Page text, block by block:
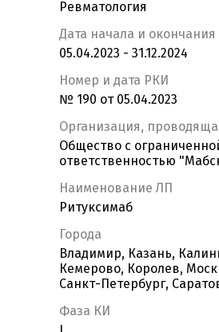
Ревматология
Дата начала и окончания
05.04.2023 - 31.12.2024
Номер и дата РКИ
№ 190 от 05.04.2023
Организация,
Общество с
ответственностью
Наименование ЛП
Ритуксимаб
Города
Владимир, Казань,
Кемерово, Королев,
Санкт-Петербург,
Фаза КИ